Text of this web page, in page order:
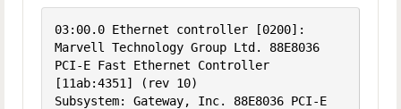
03:00.0 Ethernet controller [0200]:
Marvell Technology Group Ltd. 88E8036
PCI-E Fast Ethernet Controller
[11ab:4351] (rev 10)
Subsystem: Gateway, Inc. 88E8036 PCI-E